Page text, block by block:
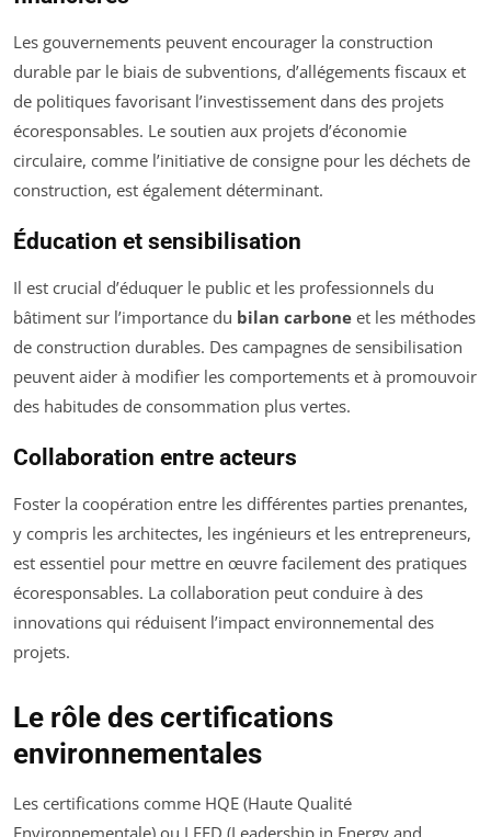
Les gouvernements peuvent encourager la construction
durable par le biais de subventions, d’allégements fiscaux et
de politiques favorisant l’investissement dans des projets
écoresponsables. Le soutien aux projets d’économie
circulaire, comme l’initiative de consigne pour les déchets de
construction, est également déterminant.
Éducation et sensibilisation
Il est crucial d’éduquer le public et les professionnels du
bâtiment sur l’importance du bilan carbone et les méthodes
de construction durables. Des campagnes de sensibilisation
peuvent aider à modifier les comportements et à promouvoir
des habitudes de consommation plus vertes.
Collaboration entre acteurs
Foster la coopération entre les différentes parties prenantes,
y compris les architectes, les ingénieurs et les entrepreneurs,
est essentiel pour mettre en œuvre facilement des pratiques
écoresponsables. La collaboration peut conduire à des
innovations qui réduisent l’impact environnemental des
projets.
Le rôle des certifications
environnementales
Les certifications comme HQE (Haute Qualité